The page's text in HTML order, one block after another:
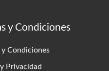
y Condiciones
y Condiciones
Privacidad